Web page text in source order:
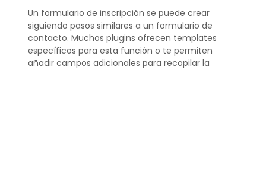
Un formulario de inscripción se puede crear
siguiendo pasos similares a un formulario de
contacto. Muchos plugins ofrecen templates
específicos para esta función o te permiten
añadir campos adicionales para recopilar la